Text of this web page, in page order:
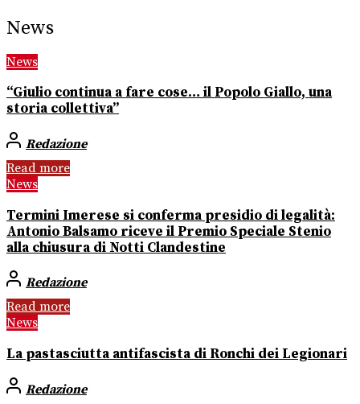
News
News
“Giulio continua a fare cose… il Popolo Giallo, una
storia collettiva”
Redazione
Read more
News
Termini Imerese si conferma presidio di legalità:
Antonio Balsamo riceve il Premio Speciale Stenio
alla chiusura di Notti Clandestine
Redazione
Read more
News
La pastasciutta antifascista di Ronchi dei Legionari
Redazione